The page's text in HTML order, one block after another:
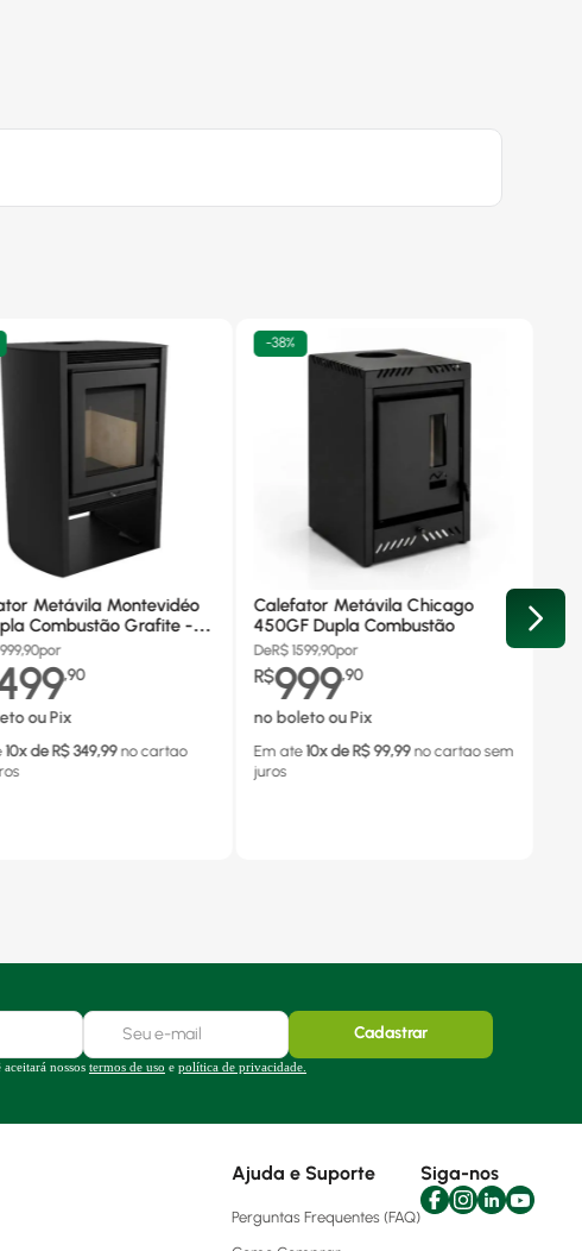
Metávila Montevidéo
Combustão Grafite -
por
,90
ou Pix
10x de R$ 349,99 no cartao
-38%
Calefator Metávila Chicago
450GF Dupla Combustão
DeR$ 1599,90por
R$999,90
no boleto ou Pix
Em ate 10x de R$ 99,99 no cartaosem
juros
Cadastrar
nossos termos de uso e política de privacidade.
Ajuda e Suporte
Perguntas Frequentes (FAQ)
Siga-nos